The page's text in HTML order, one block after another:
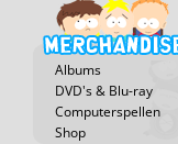
Albums
DVD's & Blu-ray
Computerspellen
Shop